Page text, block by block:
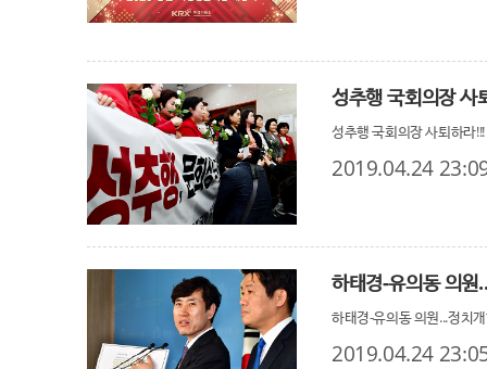
성추행 국회의장 사
성추행 국회의장 사퇴하라!!!
2019.04.24
하태경-유의동 의원
하태경-유의동 의원...정치
2019.04.24